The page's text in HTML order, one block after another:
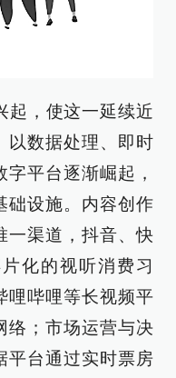
起，使这一延续近
以数据处理、即时
平台逐渐崛起，
础设施。内容创作
一渠道，抖音、快
化的视听消费习
哩哔哩等长视频平
络；市场运营与决
平台通过实时票房